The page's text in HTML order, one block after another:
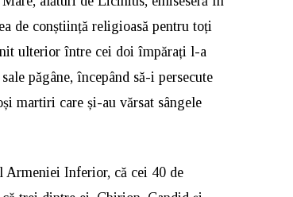
de conștiință religioasă pentru toți
ulterior între cei doi împărați l-a
păgâne, începând să-i persecute
martiri care și-au vărsat sângele
Inferior, că cei 40 de